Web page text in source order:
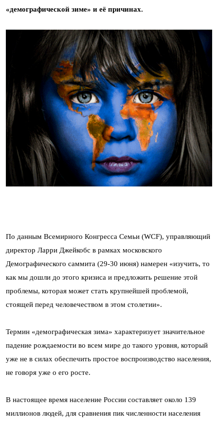
«демографической зиме» и её причинах.
По данным Всемирного Конгресса Семьи (WCF), управляющий
директор Ларри Джейкобс в рамках московского
Демографического саммита (29-30 июня) намерен «изучить, то
как мы дошли до этого кризиса и предложить решение этой
проблемы, которая может стать крупнейшей проблемой,
стоящей перед человечеством в этом столетии».
Термин «демографическая зима» характеризует значительное
падение рождаемости во всем мире до такого уровня, который
уже не в силах обеспечить простое воспроизводство населения,
не говоря уже о его росте.
В настоящее время население России составляет около 139
миллионов людей, для сравнения пик численности населения